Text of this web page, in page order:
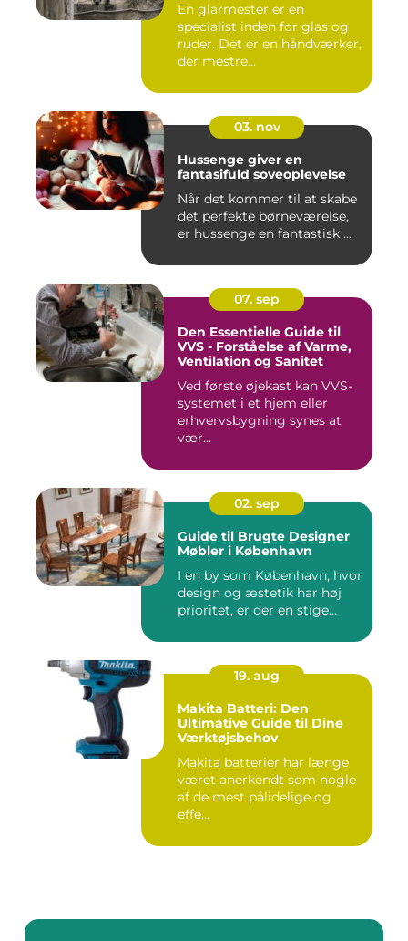
En glarmester er en
specialist inden for glas og
ruder. Det er en håndværker,
der mestre...
03. nov
Hussenge giver en
fantasifuld soveoplevelse
Når det kommer til at skabe
det perfekte børneværelse,
er hussenge en fantastisk ...
07. sep
Den Essentielle Guide til
VVS - Forståelse af Varme,
Ventilation og Sanitet
Ved første øjekast kan VVS-
systemet i et hjem eller
erhvervsbygning synes at
vær...
02. sep
Guide til Brugte Designer
Møbler i København
I en by som København, hvor
design og æstetik har høj
prioritet, er der en stige...
19. aug
Makita Batteri: Den
Ultimative Guide til Dine
Værktøjsbehov
Makita batterier har længe
været anerkendt som nogle
af de mest pålidelige og
effe...